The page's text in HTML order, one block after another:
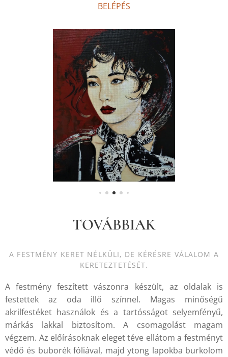
BELÉPÉS
TOVÁBBIAK
A FESTMÉNY KERET NÉLKÜLI, DE KÉRÉSRE VÁLALOM A
KERETEZTETÉSÉT.
A festmény feszített vászonra készült, az oldalak is
festettek az oda illő színnel. Magas minőségű
akrilfestéket használok és a tartósságot selyemfényű,
márkás lakkal biztosítom. A csomagolást magam
végzem. Az előírásoknak eleget téve ellátom a festményt
védő és buborék fóliával, majd ytong lapokba burkolom